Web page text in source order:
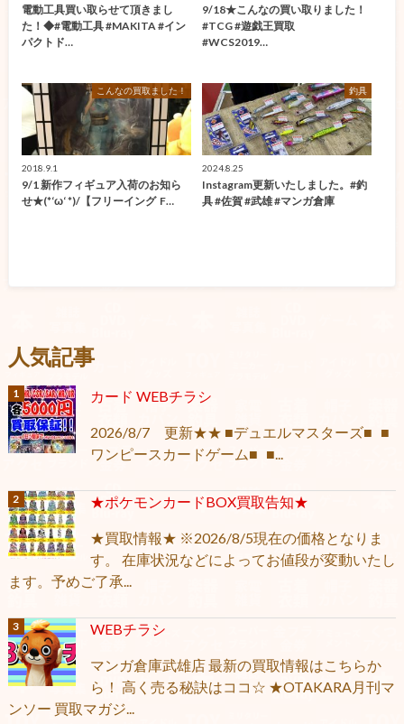
電動工具買い取らせて頂きまし
た！◆#電動工具 #MAKITA #イン
パクトド…
9/18★こんなの買い取りました！
#TCG #遊戯王買取
#WCS2019…
こんなの買取ました！
2018.9.1
9/1 新作フィギュア入荷のお知ら
せ★(*‘ω‘ *)/【フリーイング F…
釣具
2024.8.25
Instagram更新いたしました。#釣
具 #佐賀 #武雄 #マンガ倉庫
人気記事
カード WEBチラシ
2026/8/7 更新★★ ■デュエルマスターズ■ ■
ワンピースカードゲーム■ ■...
★ポケモンカードBOX買取告知★
★買取情報★ ※2026/8/5現在の価格となりま
す。 在庫状況などによってお値段が変動いたし
ます。予めご了承...
WEBチラシ
マンガ倉庫武雄店 最新の買取情報はこちらか
ら！ 高く売る秘訣はココ☆ ★OTAKARA月刊マ
ンソー 買取マガジ...